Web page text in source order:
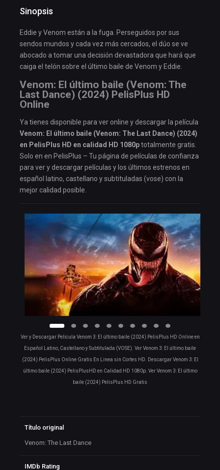
Sinopsis
Eddie y Venom están a la fuga. Perseguidos por sus
sendos mundos y cada vez más cercados, el dúo se ve
abocado a tomar una decisión devastadora que hará que
caiga el telón sobre el último baile de Venom y Eddie.
Venom: El último baile (Venom: The
Last Dance) (2024) PelisPlus HD
Online
Ya tienes disponible para ver online y descargar la película
Venom: El último baile (Venom: The Last Dance) (2024)
en PelisPlus HD en calidad HD 1080ptotalmente gratis.
Solo en en PelisPlus – Tu página de películas de confianza
para ver y descargar películas y los últimos estrenos en
español latino, castellano y subtituladas (vose) con la
mejor calidad posible.
Ver y Descargar Pelicula Venom 3: El último baile (2024) PelisPlus HD Online en
Español Latino, Castellano y Subtitulada (VOSE). Ver Venom 3: El último baile
(2024) PelisPlus Online Gratis En Linea sin Cortes HD. Descargar Venom 3: El
último baile (2024) PelisPlusHD en Calidad HD 1080p. Ver Venom 3: El último
baile (2024) PelisPlus HD Gratis
Título original
Venom: The Last Dance
IMDb Rating